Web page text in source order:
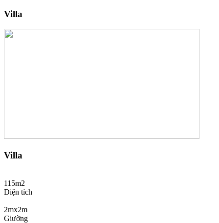
Villa
Villa
115m2
Diện tích
2mx2m
Giường